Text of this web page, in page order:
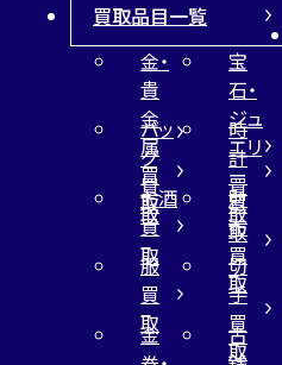
買取品目一覧
金・
貴
金
属
買
取
宝
石・
ジュ
エリ
ー
買
取
バッ
グ
買
取
時
計
買
取
お酒
買
取
財
布
買
取
服
買
取
切
手
買
取
金
古